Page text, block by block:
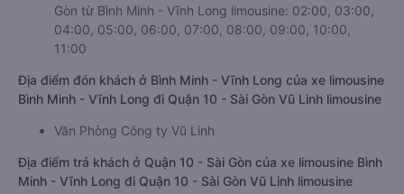
Gòn từ Bình Minh - Vĩnh Long limousine: 02:00, 03:00,
04:00, 05:00, 06:00, 07:00, 08:00, 09:00, 10:00,
11:00
Địa điểm đón khách ở Bình Minh - Vĩnh Long của xe limousine
Bình Minh - Vĩnh Long đi Quận 10 - Sài Gòn Vũ Linh limousine
Văn Phòng Công ty Vũ Linh
Địa điểm trả khách ở Quận 10 - Sài Gòn của xe limousine Bình
Minh - Vĩnh Long đi Quận 10 - Sài Gòn Vũ Linh limousine